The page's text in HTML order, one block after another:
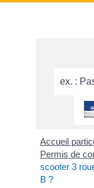
Accueil
Permis de
scooter 3
B ?